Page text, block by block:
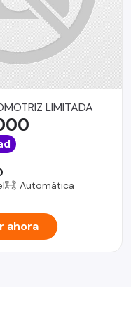
LIMITADA
Automática
ahora